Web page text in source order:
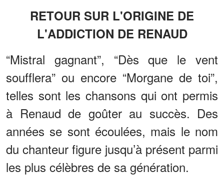
RETOUR SUR L'ORIGINE DE
L'ADDICTION DE RENAUD
“Mistral gagnant”, “Dès que le vent
soufflera” ou encore “Morgane de toi”,
telles sont les chansons qui ont permis
à Renaud de goûter au succès. Des
années se sont écoulées, mais le nom
du chanteur figure jusqu’à présent parmi
les plus célèbres de sa génération.